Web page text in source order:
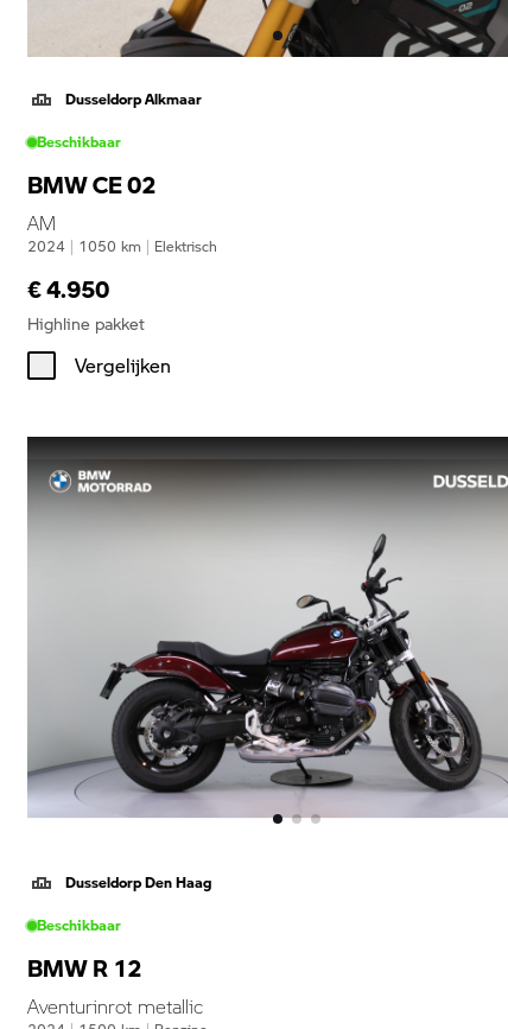
Dusseldorp Alkmaar
Beschikbaar
BMW CE 02
AM
2024 | 1050 km | Elektrisch
€ 4.950
Highline pakket
Vergelijken
Dusseldorp Den Haag
Beschikbaar
BMW R 12
Aventurinrot metallic